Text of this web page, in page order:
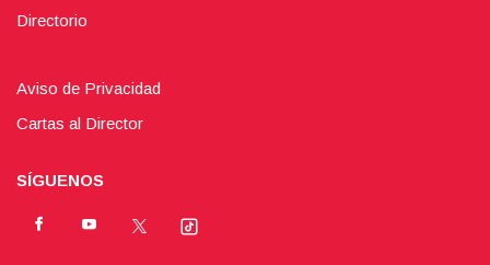
Directorio
Aviso de Privacidad
Cartas al Director
SÍGUENOS